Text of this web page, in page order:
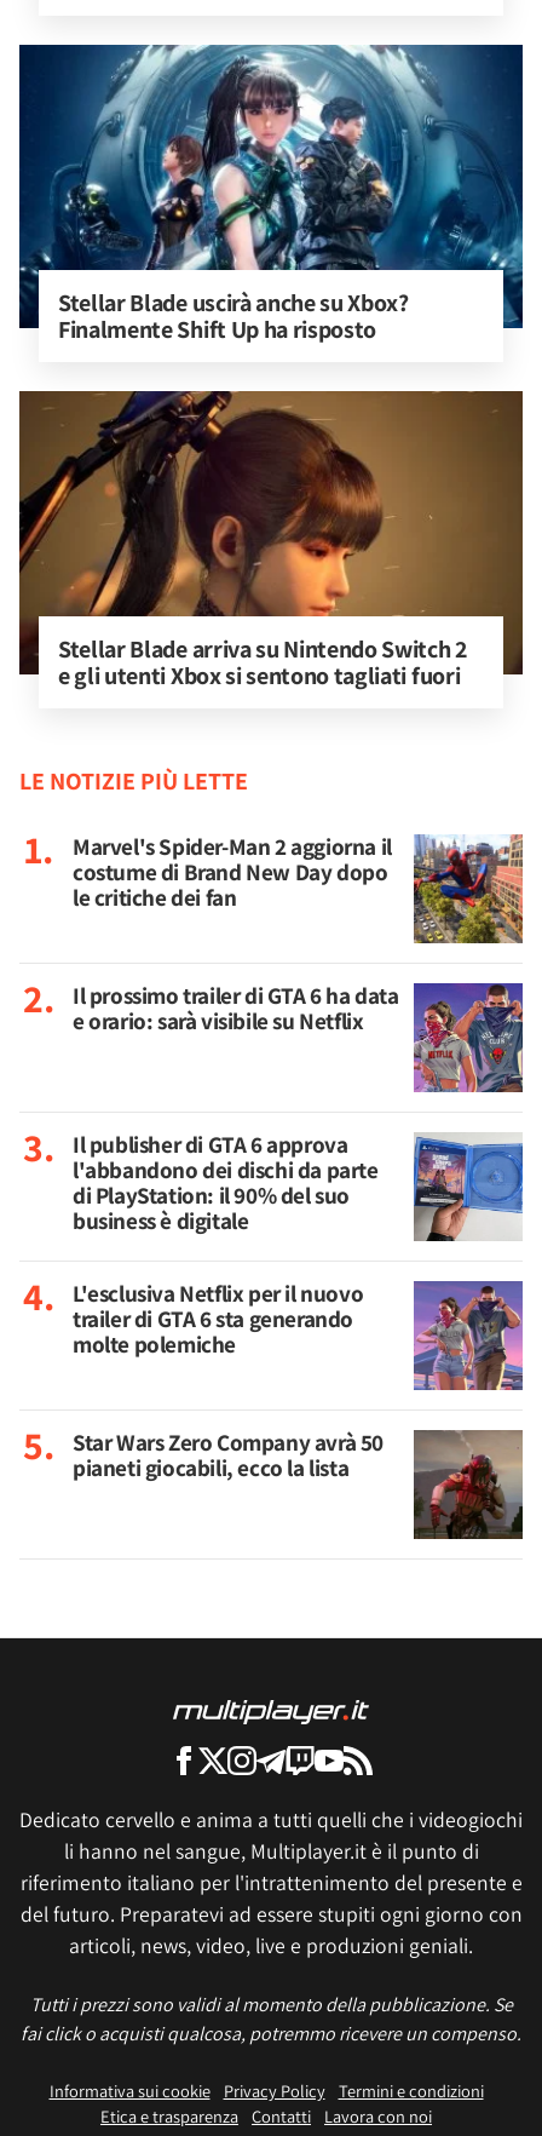
Stellar Blade uscirà anche su Xbox?
Finalmente Shift Up ha risposto
Stellar Blade arriva su Nintendo Switch 2
e gli utenti Xbox si sentono tagliati fuori
LE NOTIZIE PIÙ LETTE
Marvel's Spider-Man 2 aggiorna il
costume di Brand New Day dopo
le critiche dei fan
Il prossimo trailer di GTA 6 ha data
e orario: sarà visibile su Netflix
Il publisher di GTA 6 approva
l'abbandono dei dischi da parte
di PlayStation: il 90% del suo
business è digitale
L'esclusiva Netflix per il nuovo
trailer di GTA 6 sta generando
molte polemiche
Star Wars Zero Company avrà 50
pianeti giocabili, ecco la lista
Dedicato cervello e anima a tutti quelli che i videogiochi
li hanno nel sangue, Multiplayer.it è il punto di
riferimento italiano per l'intrattenimento del presente e
del futuro. Preparatevi ad essere stupiti ogni giorno con
articoli, news, video, live e produzioni geniali.
Tutti i prezzi sono validi al momento della pubblicazione. Se
fai click o acquisti qualcosa, potremmo ricevere un compenso.
Informativa sui cookie Privacy Policy
Termini e condizioni
Etica e trasparenza Contatti Lavora con noi